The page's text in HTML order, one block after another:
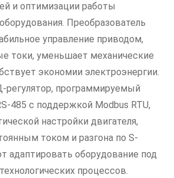
и оптимизации работы
Преобразователь
управление приводом,
токи, уменьшает механические
экономии электроэнергии.
программируемый
485 с поддержкой Modbus RTU,
настройки двигателя,
током и разгона по S-
адаптировать оборудование под
процессов.